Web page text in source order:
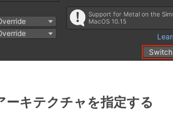
ーキテクチャを指定する